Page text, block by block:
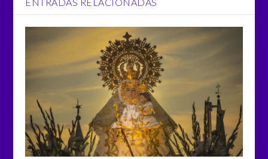
ENTRADAS RELACIONADAS